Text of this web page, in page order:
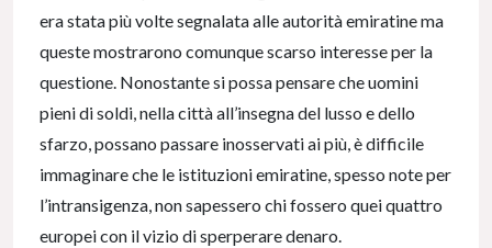
era stata più volte segnalata alle autorità emiratine ma
queste mostrarono comunque scarso interesse per la
questione. Nonostante si possa pensare che uomini
pieni di soldi, nella città all’insegna del lusso e dello
sfarzo, possano passare inosservati ai più, è difficile
immaginare che le istituzioni emiratine, spesso note per
l’intransigenza, non sapessero chi fossero quei quattro
europei con il vizio di sperperare denaro.